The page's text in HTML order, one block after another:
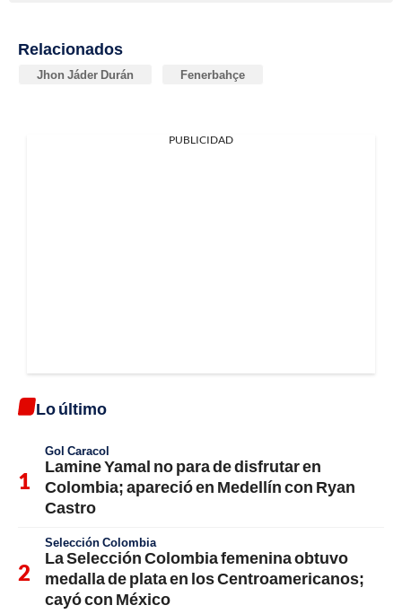
Relacionados
Jhon Jáder Durán Fenerbahçe
PUBLICIDAD
Lo último
Gol Caracol
Lamine Yamal no para de disfrutar en
Colombia; apareció en Medellín con Ryan
Castro
Selección Colombia
La Selección Colombia femenina obtuvo
medalla de plata en los Centroamericanos;
cayó con México